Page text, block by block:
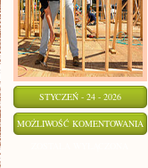
STYCZEŃ - 24 - 2026
MOŻLIWOŚĆ KOMENTOWANIA